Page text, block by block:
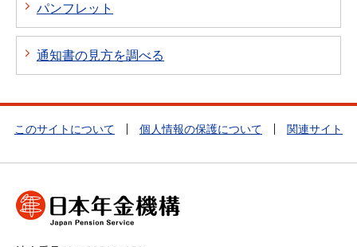
パンフレット
通知書の見方を調べる
このサイトについて 個人情報の保護について 関連サイト